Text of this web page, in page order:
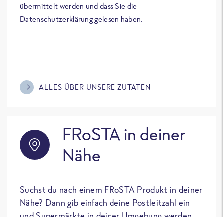
übermittelt werden und dass Sie die
Datenschutzerklärung gelesen haben.
ALLES ÜBER UNSERE ZUTATEN
FRoSTA in deiner
Nähe
Suchst du nach einem FRoSTA Produkt in deiner
Nähe? Dann gib einfach deine Postleitzahl ein